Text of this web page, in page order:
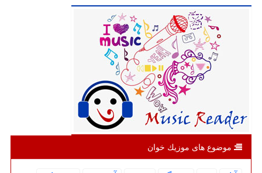
موضوع های موزیك خوان